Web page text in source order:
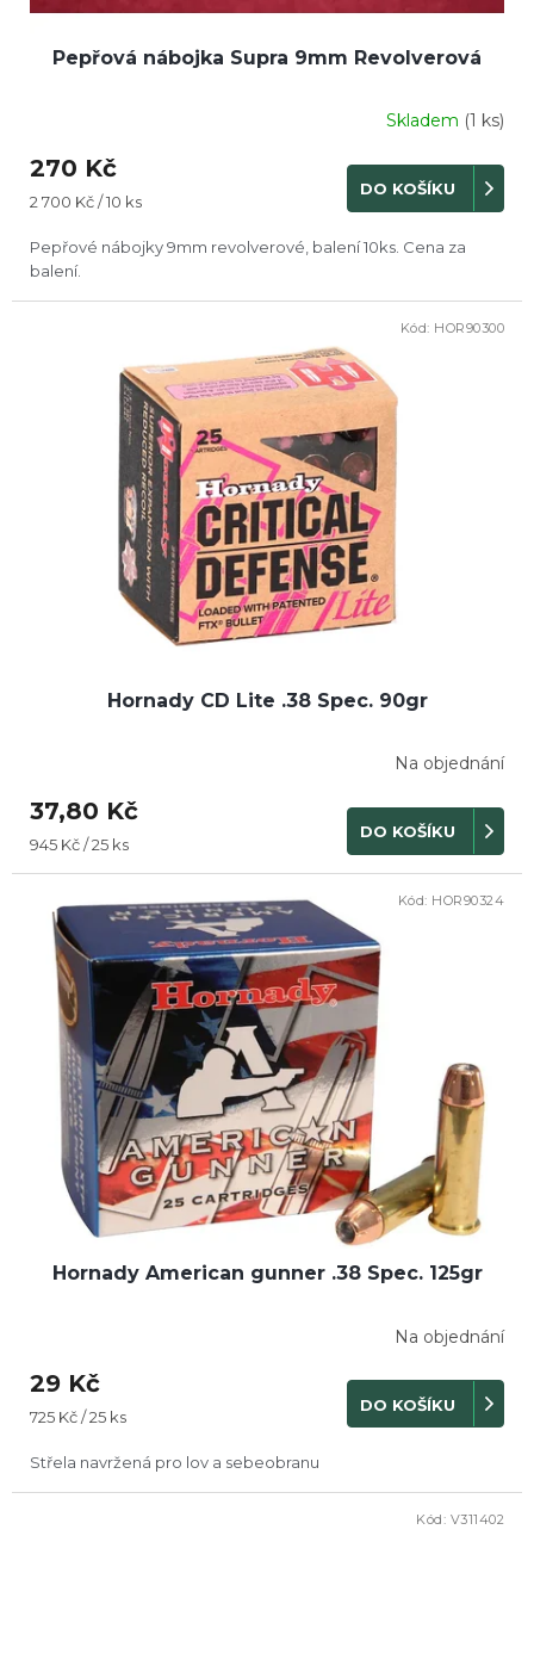
Pepřová nábojka Supra 9mm Revolverová
Skladem (1 ks)
270 Kč
Měrná
2 700 Kč / 10 ks
DO KOŠÍKU
Pepřové nábojky 9mm revolverové, balení 10ks. Cena za
balení.
Hornady CD Lite .38 Spec. 90gr
Na objednání
37,80 Kč
Měrná
945 Kč / 25 ks
DO KOŠÍKU
Kód: HOR90300
Hornady American gunner .38 Spec. 125gr
Na objednání
29 Kč
Měrná
725 Kč / 25 ks
DO KOŠÍKU
Střela navržená pro lov a sebeobranu
Kód: HOR90324
Kód: V311402